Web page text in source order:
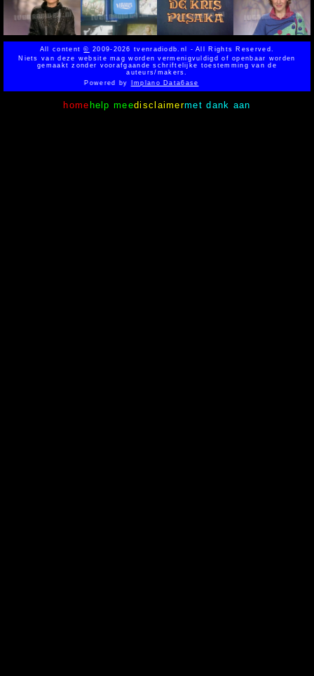
All content© 2009-2026 tvenradiodb.nl - All Rights Reserved.
Niets van deze website mag worden vermenigvuldigd of openbaar worden
gemaakt zonder voorafgaande schriftelijke toestemming van de
auteurs/makers.
Powered byImplano Data6ase
home help meedisclaimermet dank aan